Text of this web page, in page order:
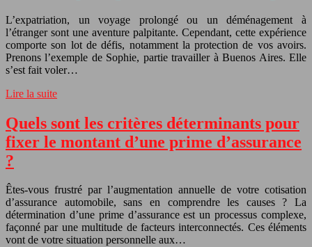
L’expatriation, un voyage prolongé ou un déménagement à
l’étranger sont une aventure palpitante. Cependant, cette expérience
comporte son lot de défis, notamment la protection de vos avoirs.
Prenons l’exemple de Sophie, partie travailler à Buenos Aires. Elle
s’est fait voler…
Lire la suite
Quels sont les critères déterminants pour
fixer le montant d’une prime d’assurance
?
Êtes-vous frustré par l’augmentation annuelle de votre cotisation
d’assurance automobile, sans en comprendre les causes ? La
détermination d’une prime d’assurance est un processus complexe,
façonné par une multitude de facteurs interconnectés. Ces éléments
vont de votre situation personnelle aux…